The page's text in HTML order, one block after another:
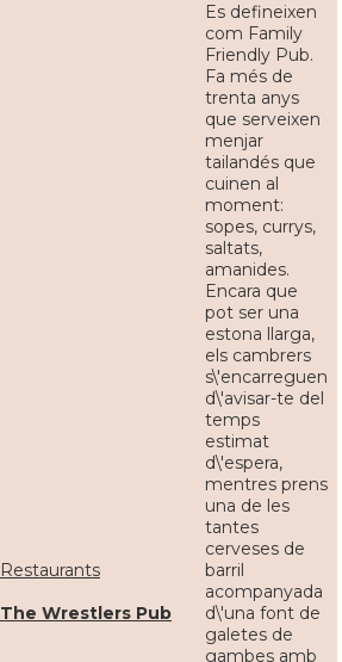
Restaurants
The Wrestlers Pub
Es defineixen
com Family
Friendly Pub.
Fa més de
trenta anys
que serveixen
menjar
tailandés que
cuinen al
moment:
sopes, currys,
saltats,
amanides.
Encara que
pot ser una
estona llarga,
els cambrers
s\'encarreguen
d\'avisar-te del
temps
estimat
d\'espera,
mentres prens
una de les
tantes
cerveses de
barril
acompanyada
d\'una font de
galetes de
gambes amb